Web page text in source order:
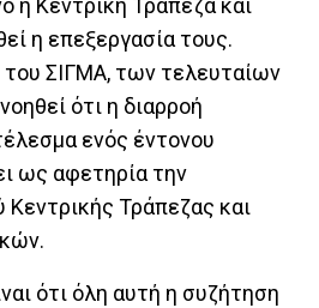
η Κεντρική Τράπεζα και
η επεξεργασία τους.
ΣΙΓΜΑ, των τελευταίων
ότι η διαρροή
ενός έντονου
ως αφετηρία την
Κεντρικής Τράπεζας και
ότι όλη αυτή η συζήτηση